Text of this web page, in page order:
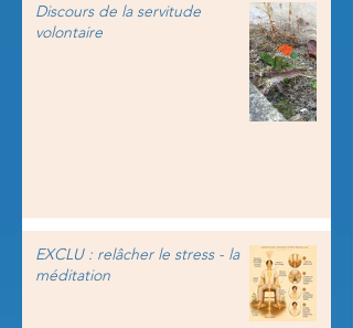
Discours de la servitude
volontaire
EXCLU : relâcher le stress - la
méditation